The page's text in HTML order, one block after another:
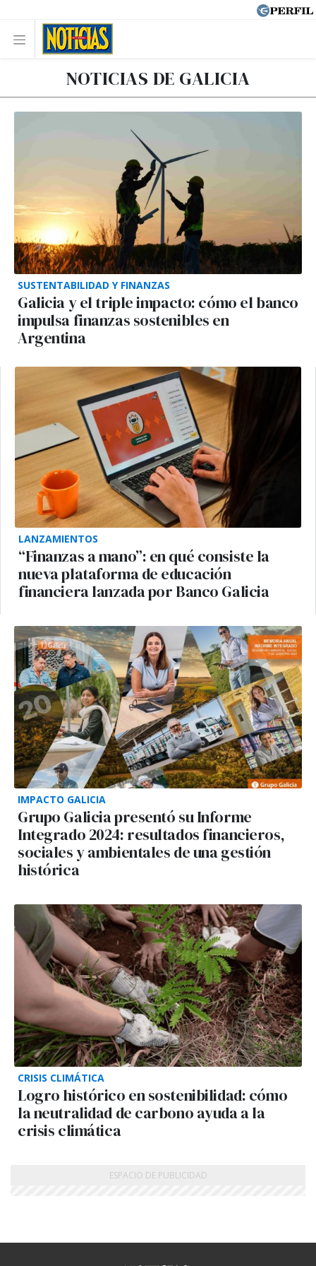
NOTICIAS DE GALICIA
SUSTENTABILIDAD Y FINANZAS
Galicia y el triple impacto: cómo el banco
impulsa finanzas sostenibles en
Argentina
LANZAMIENTOS
“Finanzas a mano”: en qué consiste la
nueva plataforma de educación
financiera lanzada por Banco Galicia
IMPACTO GALICIA
Grupo Galicia presentó su Informe
Integrado 2024: resultados financieros,
sociales y ambientales de una gestión
histórica
CRISIS CLIMÁTICA
Logro histórico en sostenibilidad: cómo
la neutralidad de carbono ayuda a la
crisis climática